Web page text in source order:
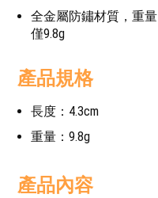
全金屬防鏽材質，重量
僅9.8g
產品規格
長度：4.3cm
重量：9.8g
產品內容